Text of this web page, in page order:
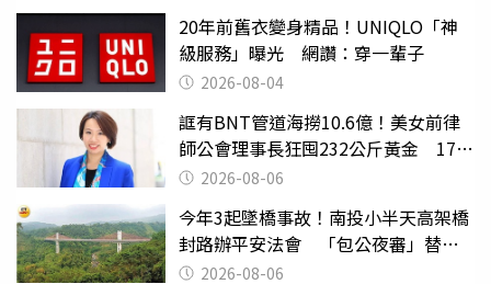
20年前舊衣變身精品！UNIQLO「神
級服務」曝光 網讚：穿一輩子
2026-08-04
誆有BNT管道海撈10.6億！美女前律
師公會理事長狂囤232公斤黃金 17人
遭起訴
2026-08-06
今年3起墜橋事故！南投小半天高架橋
封路辦平安法會 「包公夜審」替亡
魂伸冤
2026-08-06